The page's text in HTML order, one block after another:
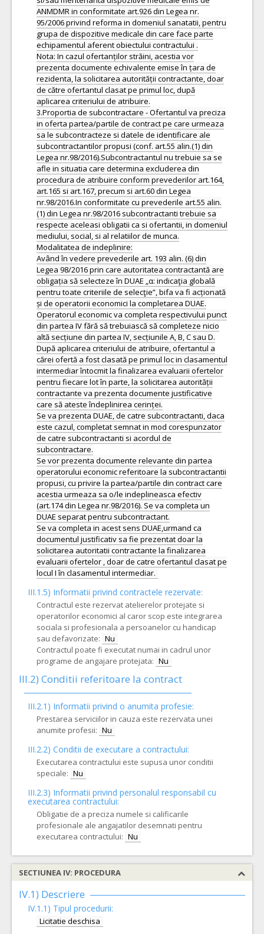
ANMDMR in conformitate art.926 din Legea nr.
95/2006 privind reforma in domeniul sanatatii, pentru
grupa de dispozitive medicale din care face parte
echipamentul aferent obiectului contractului .
Nota: In cazul ofertanților străini, acestia vor
prezenta documente echivalente emise în țara de
rezidenta, la solicitarea autorității contractante, doar
de către ofertantul clasat pe primul loc, după
aplicarea criteriului de atribuire.
3.Proportia de subcontractare - Ofertantul va preciza
in oferta partea/partile de contract pe care urmeaza
sa le subcontracteze si datele de identificare ale
subcontractantilor propusi (conf. art.55 alin.(1) din
Legea nr.98/2016).Subcontractantul nu trebuie sa se
afle in situatia care determina excluderea din
procedura de atribuire conform prevederilor art.164,
art.165 si art.167, precum si art.60 din Legea
nr.98/2016.In conformitate cu prevederile art.55 alin.
(1) din Legea nr.98/2016 subcontractanti trebuie sa
respecte aceleasi obligatii ca si ofertantii, in domeniul
mediului, social, si al relatiilor de munca.
Modalitatea de indeplinire:
Având în vedere prevederile art. 193 alin. (6) din
Legea 98/2016 prin care autoritatea contractantă are
obligația să selecteze în DUAE „α: indicaţia globală
pentru toate criteriile de selecţie”, bifa va fi acționată
și de operatorii economici la completarea DUAE.
Operatorul economic va completa respectivului punct
din partea IV fără să trebuiască să completeze nicio
altă secțiune din partea IV, secțiunile A, B, C sau D.
După aplicarea criteriului de atribuire, ofertantul a
cărei ofertă a fost clasată pe primul loc in clasamentul
intermediar întocmit la finalizarea evaluarii ofertelor
pentru fiecare lot în parte, la solicitarea autorității
contractante va prezenta documente justificative
care să ateste îndeplinirea cerinței.
Se va prezenta DUAE, de catre subcontractanti, daca
este cazul, completat semnat in mod corespunzator
de catre subcontractanti si acordul de
subcontractare.
Se vor prezenta documente relevante din partea
operatorului economic referitoare la subcontractantii
propusi, cu privire la partea/partile din contract care
acestia urmeaza sa o/le indeplineasca efectiv
(art.174 din Legea nr.98/2016). Se va completa un
DUAE separat pentru subcontractant.
Se va completa in acest sens DUAE,urmand ca
documentul justificativ sa fie prezentat doar la
solicitarea autoritatii contractante la finalizarea
evaluarii ofertelor , doar de catre ofertantul clasat pe
III.1.5) Informatii privind contractele rezervate:
Contractul este rezervat atelierelor protejate si
operatorilor economici al caror scop este integrarea
sociala si profesionala a persoanelor cu handicap
sau defavorizate: Nu
Contractul poate fi executat numai in cadrul unor
programe de angajare protejata: Nu
III.2) Conditii referitoare la contract
III.2.1) Informatii privind o anumita profesie:
Prestarea serviciilor in cauza este rezervata unei
anumite profesii: Nu
III.2.2) Conditii de executare a contractului:
Executarea contractului este supusa unor conditii
speciale: Nu
III.2.3) Informatii privind personalul responsabil cu
executarea contractului:
Obligatie de a preciza numele si calificarile
profesionale ale angajatilor desemnati pentru
executarea contractului: Nu
SECTIUNEA IV: PROCEDURA
IV.1) Descriere
IV.1.1) Tipul procedurii:
Licitatie deschisa